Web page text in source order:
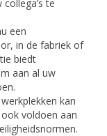
te
een
in de fabriek of
biedt
aan al uw
kan
voldoen aan